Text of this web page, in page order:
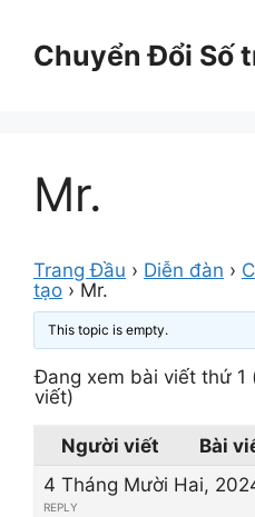
Chuyển Đổi Số
Mr.
Trang Đầu › Diễn đàn ›
tạo › Mr.
This topic is empty.
Đang xem bài viết thứ 1
viết)
Người viết
Bài
4 Tháng Mười Hai,
REPLY